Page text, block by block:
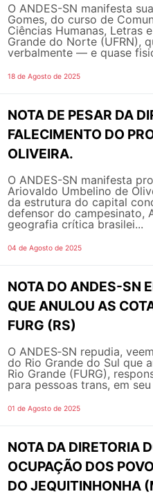
O ANDES-SN manifesta
Gomes, do curso de
Ciências Humanas, Letras
Grande do Norte (UFRN),
verbalmente — e quase
18 de Agosto de 2025
NOTA DE PESAR DA
FALECIMENTO DO
OLIVEIRA.
O ANDES-SN manifesta
Ariovaldo Umbelino de
da estrutura do capital
defensor do campesinato,
geografia crítica brasilei...
04 de Agosto de 2025
NOTA DO ANDES-SN
QUE ANULOU AS
FURG (RS)
O ANDES‑SN repudia,
do Rio Grande do Sul que
Rio Grande (FURG),
para pessoas trans, em
01 de Agosto de 2025
NOTA DA DIRETORIA
OCUPAÇÃO DOS
DO JEQUITINHONHA